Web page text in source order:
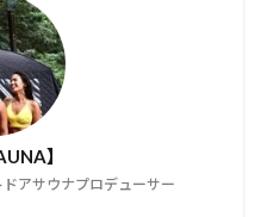
】
アサウナプロデューサー